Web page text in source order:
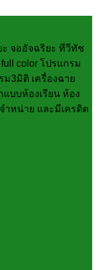
ะ จออัจฉริยะ ทีวีทัช
color โปรแกรม
ม3มิติ เครื่องฉาย
บบห้องเรียน ห้อง
ำหน่าย และมีเครดิต